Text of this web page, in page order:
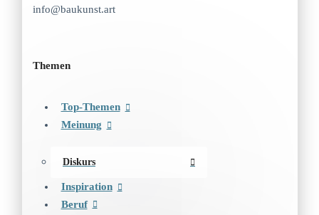
info@baukunst.art
Themen
Top-Themen
Meinung
Diskurs
Inspiration
Beruf